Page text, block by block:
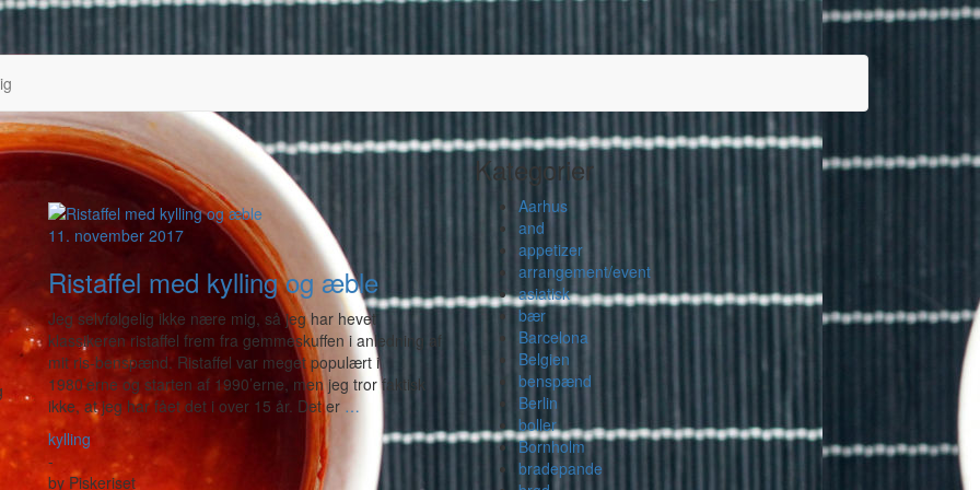
11. november 2017
Ristaffel med kylling og æble
Jeg selvfølgelig ikke nære mig, så jeg har hevet
klassikeren ristaffel frem fra gemmeskuffen i anledning af
mit ris-benspænd. Ristaffel var meget populært i
1980’erne og starten af 1990’erne, men jeg tror faktisk
ikke, at jeg har fået det i over 15 år. Det er …
kylling
-
by Piskeriset
Kategorier
Aarhus
and
appetizer
arrangement/event
asiatisk
bær
Barcelona
Belgien
benspænd
Berlin
boller
Bornholm
bradepande